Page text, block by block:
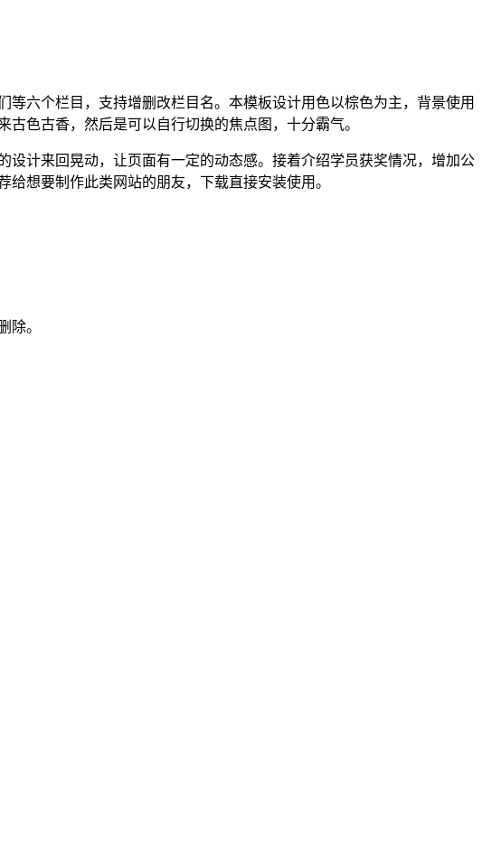
六个栏目，支持增删改栏目名。本模板设计用色以棕色为主，背景使用
色古香，然后是可以自行切换的焦点图，十分霸气。
计来回晃动，让页面有一定的动态感。接着介绍学员获奖情况，增加公
想要制作此类网站的朋友，下载直接安装使用。
除。